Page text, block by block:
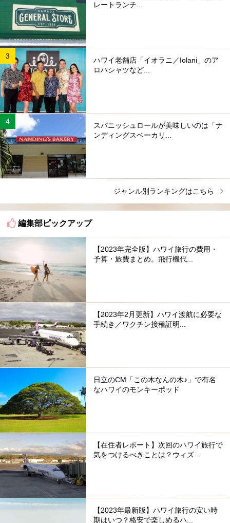
レートランチ...
ハワイ老舗店「イオラニ／Iolani」のア
ロハシャツなど...
スパニッシュロールが美味しいのは「ナ
ンディングスベーカリ...
ジャンル別ランキングはこちら
編集部ピックアップ
【2023年完全版】ハワイ旅行の費用・
予算・旅費まとめ。飛行機代...
【2023年2月更新】ハワイ渡航に必要な
手続き／ワクチン接種証明...
日立のCM「この木なんの木♪」で有名
なハワイのモンキーポッド
【在住者レポート】次回のハワイ旅行で
気をつけるべきことは？ウィズ...
【2023年最新版】ハワイ旅行の安い時
期はいつ？格安で楽しめるハ...